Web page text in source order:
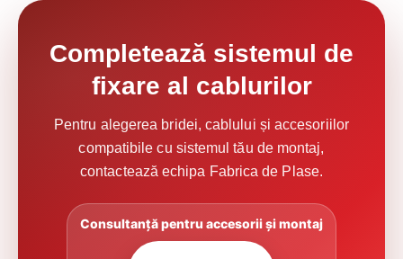
Completează sistemul de
fixare al cablurilor
Pentru alegerea bridei, cablului și accesoriilor
compatibile cu sistemul tău de montaj,
contactează echipa Fabrica de Plase.
Consultanță pentru accesorii și montaj